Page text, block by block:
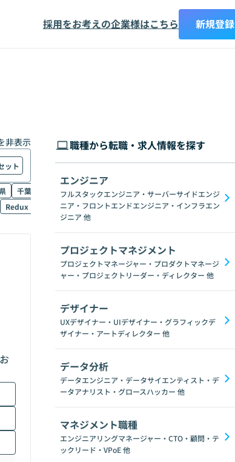
採用をお考えの企業様はこちら 新規登録
非表示
ット
千葉県 東京都 神奈川県 新潟県 富山県 石川県
Redux NestJS AngularJS jQuery Webpack Vuex
職種から転職・求人情報を探す
エンジニア
フルスタックエンジニア・サーバーサイドエンジ
ニア・フロントエンドエンジニア・インフラエン
ジニア 他
プロジェクトマネジメント
プロジェクトマネージャー・プロダクトマネージ
ャー・プロジェクトリーダー・ディレクター 他
デザイナー
UXデザイナー・UIデザイナー・グラフィックデ
ザイナー・アートディレクター 他
データ分析
データエンジニア・データサイエンティスト・デ
ータアナリスト・グロースハッカー 他
マネジメント職種
エンジニアリングマネージャー・CTO・顧問・テ
ックリード・VPoE他